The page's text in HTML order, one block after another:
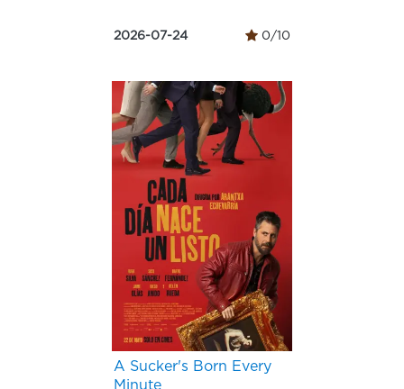
2026-07-24 0/10
A Sucker's Born Every
Minute